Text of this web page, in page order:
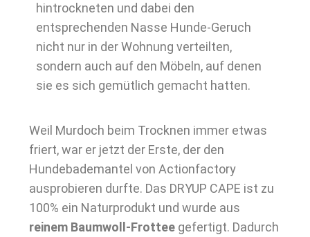
hintrockneten und dabei den
entsprechenden Nasse Hunde-Geruch
nicht nur in der Wohnung verteilten,
sondern auch auf den Möbeln, auf denen
sie es sich gemütlich gemacht hatten.
Weil Murdoch beim Trocknen immer etwas
friert, war er jetzt der Erste, der den
Hundebademantel von Actionfactory
ausprobieren durfte. Das DRYUP CAPE ist zu
100% ein Naturprodukt und wurde aus
reinem Baumwoll-Frottee gefertigt. Dadurch